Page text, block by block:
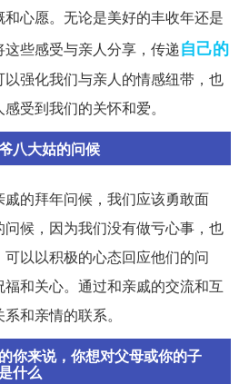
心愿。无论是美好的丰收年还是
些感受与亲人分享，传递自己的
强化我们与亲人的情感纽带，也
受到我们的关怀和爱。
八大姑的问候
的拜年问候，我们应该勇敢面
候，因为我们没有做亏心事，也
以以积极的心态回应他们的问
和关心。通过和亲戚的交流和互
和亲情的联系。
你来说，你想对父母或你的子
什么